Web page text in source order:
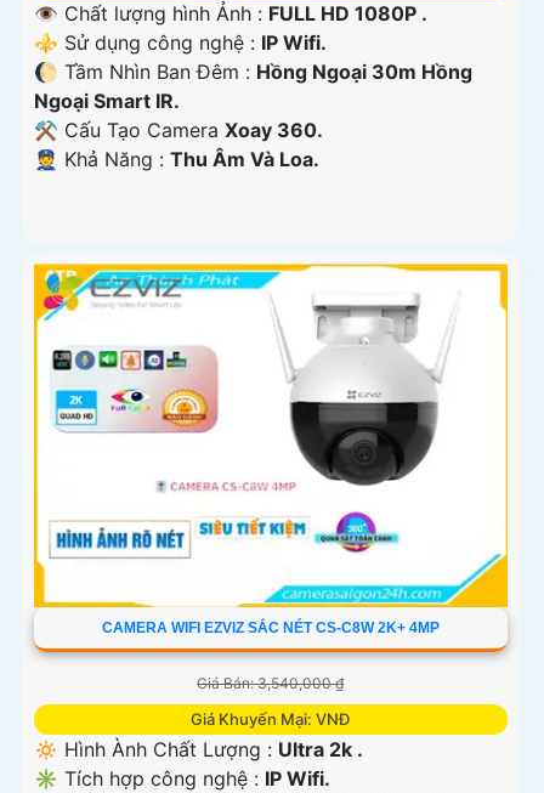
👁 Chất lượng hình Ảnh : FULL HD 1080P .
⚜️ Sử dụng công nghệ : IP Wifi.
🌔 Tầm Nhìn Ban Đêm : Hồng Ngoại 30m Hồng
Ngoại Smart IR.
⚒ Cấu Tạo Camera Xoay 360.
️👮 Khả Năng : Thu Âm Và Loa.
CAMERA WIFI EZVIZ SẮC NÉT CS-C8W 2K+ 4MP
Giá Bán: 3,540,000 ₫
Giá Khuyến Mại: VNĐ
🔅 Hình Ành Chất Lượng : Ultra 2k .
✳️ Tích hợp công nghệ : IP Wifi.